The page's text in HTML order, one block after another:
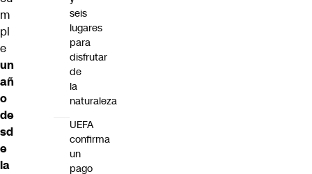
m
pl
e
un
añ
o
de
sd
e
la
seis
lugares
para
disfrutar
de
la
naturaleza
UEFA
confirma
un
pago